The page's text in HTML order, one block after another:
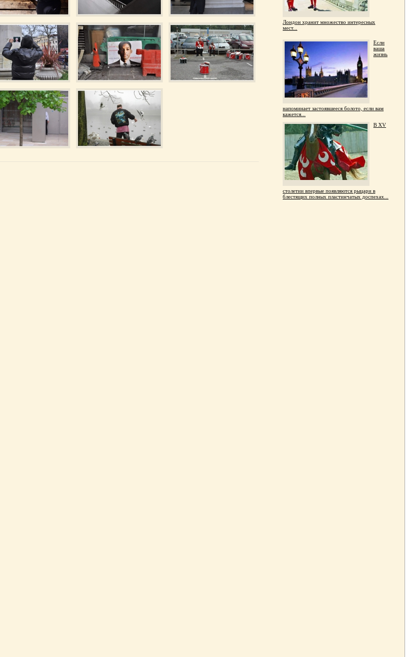
Лондон хранит множество интересных
мест...
Если
ваша
жизнь
напоминает застоявшееся болото, если вам
кажется...
В XV
столетии впервые появляются рыцари в
блестящих полных пластинчатых доспехах...